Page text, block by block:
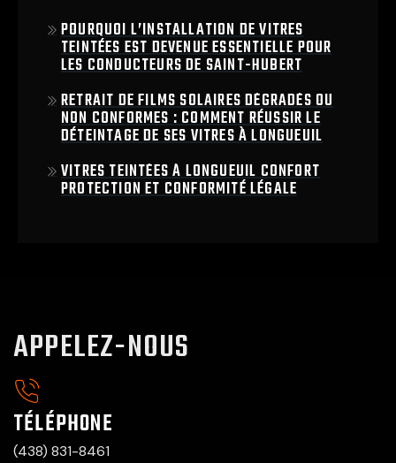
POURQUOI L’INSTALLATION DE VITRES
TEINTÉES EST DEVENUE ESSENTIELLE POUR
LES CONDUCTEURS DE SAINT-HUBERT
RETRAIT DE FILMS SOLAIRES DÉGRADÉS OU
NON CONFORMES : COMMENT RÉUSSIR LE
DÉTEINTAGE DE SES VITRES À LONGUEUIL
VITRES TEINTÉES À LONGUEUIL CONFORT
PROTECTION ET CONFORMITÉ LÉGALE
APPELEZ-NOUS
TÉLÉPHONE
(438) 831-8461